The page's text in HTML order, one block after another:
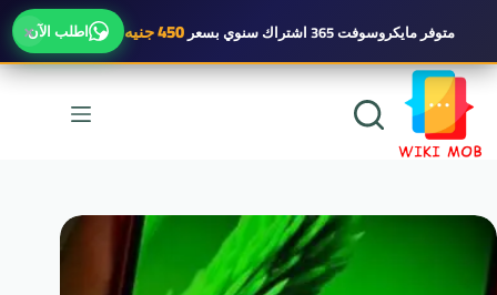
× متوفرمايكروسوفت 365 اشتراك سنوي بسعر450 جنيه اطلب الآن
التجاوز
المحتوى